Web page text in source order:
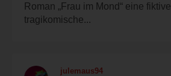
Roman „Frau im Mond“ eine fiktive
tragikomische...
julemaus94